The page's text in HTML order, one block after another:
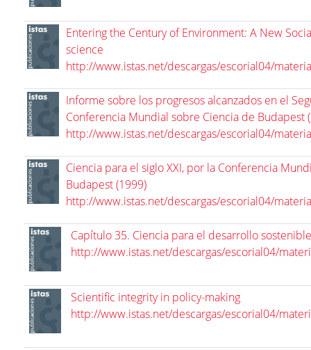
Entering the Century of Environment: A New
science
http://www.istas.net/descargas/escorial04/
Informe sobre los progresos alcanzados en el
Conferencia Mundial sobre Ciencia de Budapest
http://www.istas.net/descargas/escorial04/
Ciencia para el siglo XXI, por la Conferencia
Budapest (1999)
http://www.istas.net/descargas/escorial04/
Capítulo 35. Ciencia para el desarrollo sostenible
http://www.istas.net/descargas/escorial04/
Scientific integrity in policy-making
http://www.istas.net/descargas/escorial04/